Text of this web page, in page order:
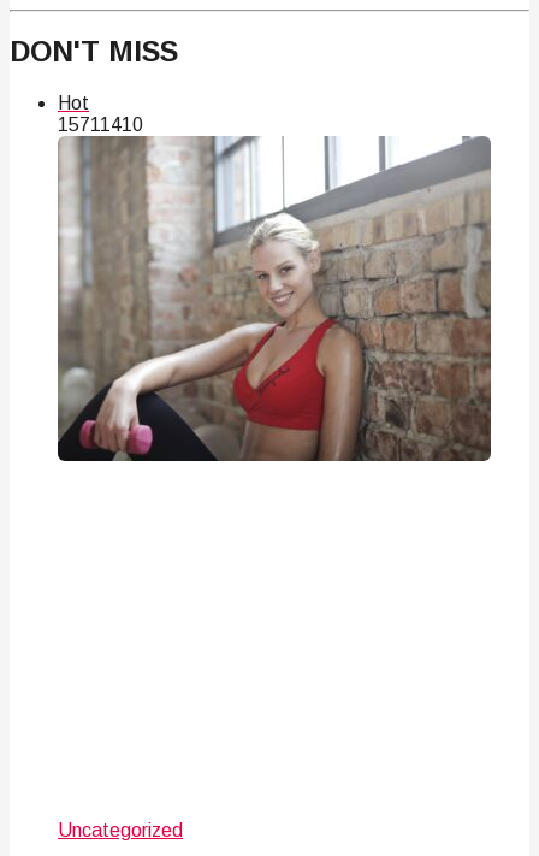
DON'T MISS
Hot
15711410
Uncategorized